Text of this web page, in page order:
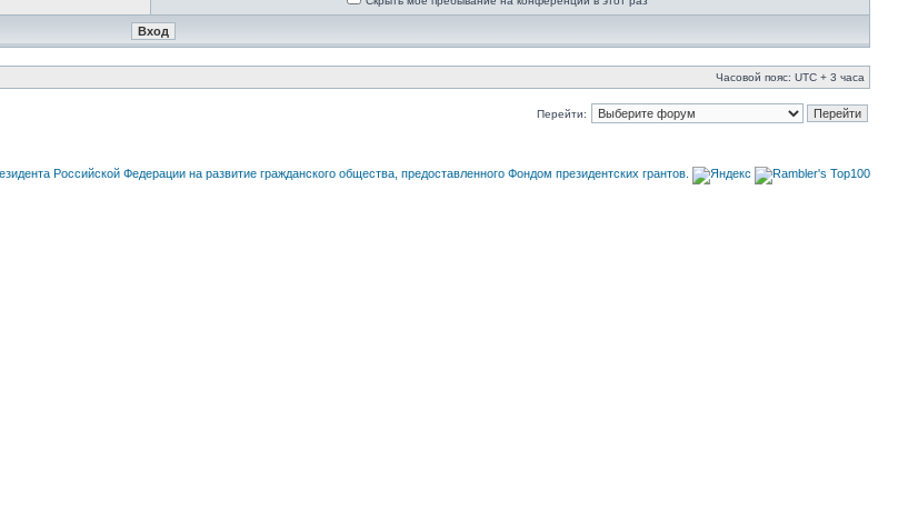
Часовой пояс: UTC + 3 часа
Перейти: